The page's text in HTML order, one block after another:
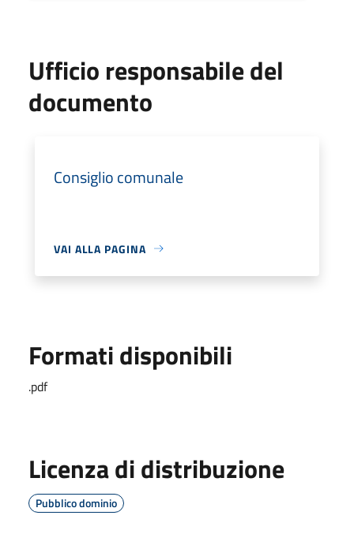
Ufficio responsabile del
documento
Consiglio comunale
VAI ALLA PAGINA
Formati disponibili
.pdf
Licenza di distribuzione
Pubblico dominio